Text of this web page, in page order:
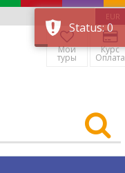
EUR
Мои
туры
Курс
Оплата